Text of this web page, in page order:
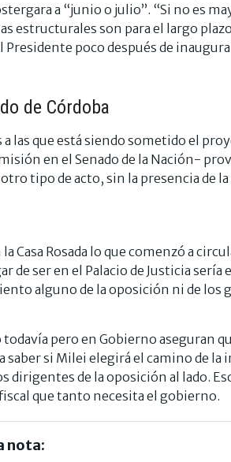
a “junio o julio”. “Si no es
estructurales son para el largo
Presidente poco después de
de Córdoba
a las que está siendo sometido el
en el Senado de la Nación-
tipo de acto, sin la presencia de
Casa Rosada lo que comenzó a
de ser en el Palacio de Justicia
alguno de la oposición ni de los
pero en Gobierno aseguran
saber si Milei elegirá el camino de
dirigentes de la oposición al lado.
que tanto necesita el gobierno.
nota: